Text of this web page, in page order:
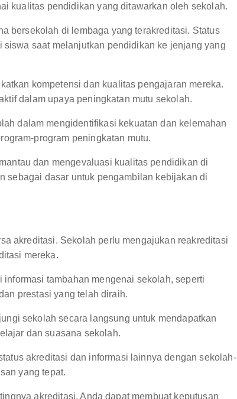
kualitas pendidikan yang ditawarkan oleh sekolah.
bersekolah di lembaga yang terakreditasi. Status
saat melanjutkan pendidikan ke jenjang yang
kompetensi dan kualitas pengajaran mereka.
dalam upaya peningkatan mutu sekolah.
dalam mengidentifikasi kekuatan dan kelemahan
program peningkatan mutu.
dan mengevaluasi kualitas pendidikan di
sebagai dasar untuk pengambilan kebijakan di
akreditasi. Sekolah perlu mengajukan reakreditasi
mereka.
informasi tambahan mengenai sekolah, seperti
prestasi yang telah diraih.
sekolah secara langsung untuk mendapatkan
dan suasana sekolah.
akreditasi dan informasi lainnya dengan sekolah-
yang tepat.
akreditasi, Anda dapat membuat keputusan